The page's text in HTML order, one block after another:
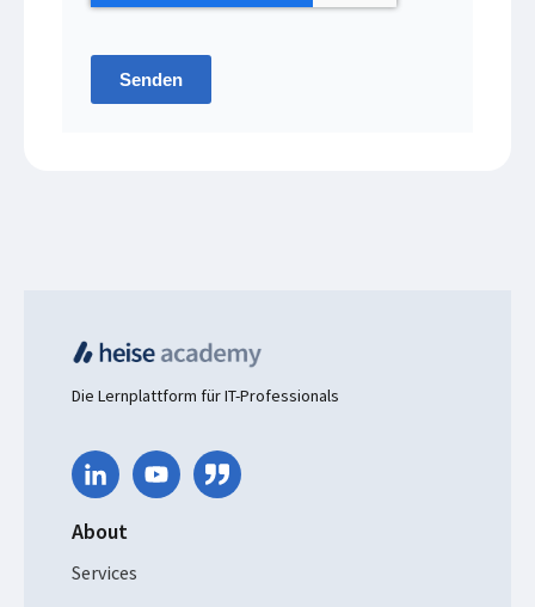
Senden
Die Lernplattform für IT-Professionals
About
Services